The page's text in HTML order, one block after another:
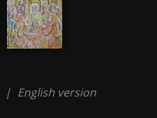
| English version